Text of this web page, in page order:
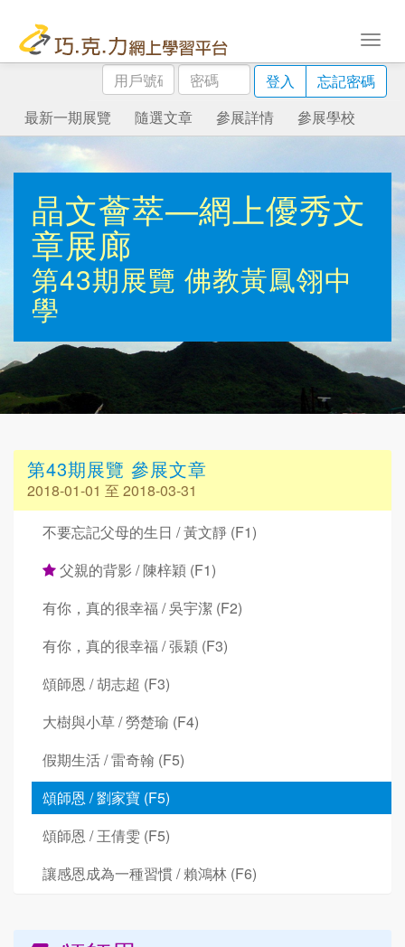
用
戶
號
碼
密
碼
登入
忘記密碼
最新一期展覽
隨選文章 參展詳情 參展學校
晶文薈萃—網上優秀文
章展廊
第43期展覽 佛教黃鳳翎中
學
第43期展覽 參展文章
2018-01-01 至 2018-03-31
不要忘記父母的生日 / 黃文靜 (F1)
父親的背影 / 陳梓穎 (F1)
有你，真的很幸福 / 吳宇潔 (F2)
有你，真的很幸福 / 張穎 (F3)
頌師恩 / 胡志超 (F3)
大樹與小草 / 勞楚瑜 (F4)
假期生活 / 雷奇翰 (F5)
頌師恩 / 劉家寶 (F5)
頌師恩 / 王倩雯 (F5)
讓感恩成為一種習慣 / 賴鴻林 (F6)